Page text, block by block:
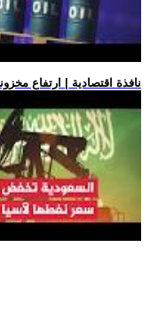
.. نافذة اقتصادية | ارتفاع